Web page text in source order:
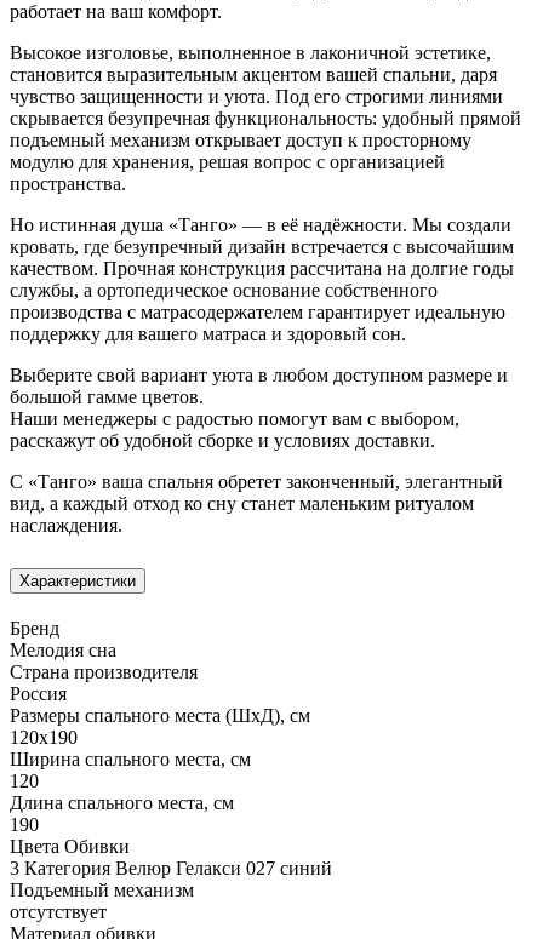
работает на ваш комфорт.
Высокое изголовье, выполненное в лаконичной эстетике,
становится выразительным акцентом вашей спальни, даря
чувство защищенности и уюта. Под его строгими линиями
скрывается безупречная функциональность: удобный прямой
подъемный механизм открывает доступ к просторному
модулю для хранения, решая вопрос с организацией
пространства.
Но истинная душа «Танго» — в её надёжности. Мы создали
кровать, где безупречный дизайн встречается с высочайшим
качеством. Прочная конструкция рассчитана на долгие годы
службы, а ортопедическое основание собственного
производства с матрасодержателем гарантирует идеальную
поддержку для вашего матраса и здоровый сон.
Выберите свой вариант уюта в любом доступном размере и
большой гамме цветов.
Наши менеджеры с радостью помогут вам с выбором,
расскажут об удобной сборке и условиях доставки.
С «Танго» ваша спальня обретет законченный, элегантный
вид, а каждый отход ко сну станет маленьким ритуалом
наслаждения.
Характеристики
Бренд
Мелодия сна
Страна производителя
Россия
Размеры спального места (ШхД), см
120х190
Ширина спального места, см
120
Длина спального места, см
190
Цвета Обивки
3 Категория Велюр Гелакси 027 синий
Подъемный механизм
отсутствует
Материал обивки